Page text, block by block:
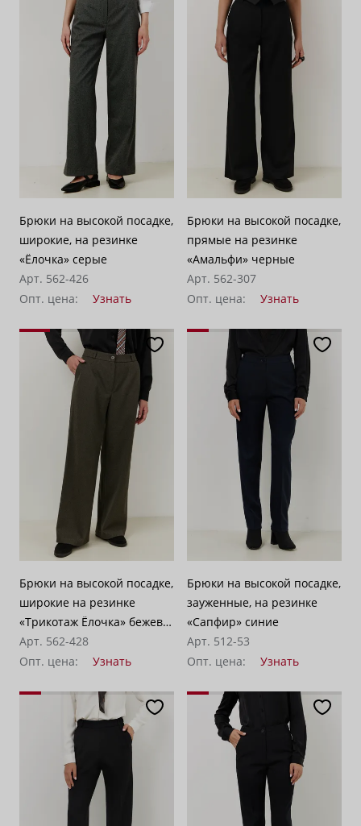
Брюки на высокой посадке,
широкие, на резинке
«Ёлочка» серые
Арт. 562-426
Опт. цена:
Узнать
Брюки на высокой посадке,
прямые на резинке
«Амальфи» черные
Арт. 562-307
Опт. цена:
Узнать
Брюки на высокой посадке,
широкие на резинке
«Трикотаж Ёлочка» бежево-
серые
Арт. 562-428
Опт. цена:
Узнать
Брюки на высокой посадке,
зауженные, на резинке
«Сапфир» синие
Арт. 512-53
Опт. цена:
Узнать